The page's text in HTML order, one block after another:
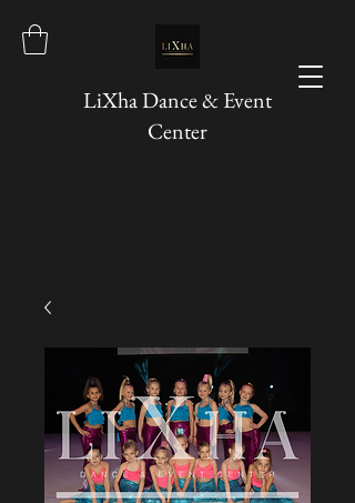
LiXha Dance & Event
Center